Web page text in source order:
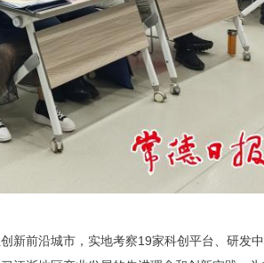
新前沿城市，实地考察19家科创平台、研发中